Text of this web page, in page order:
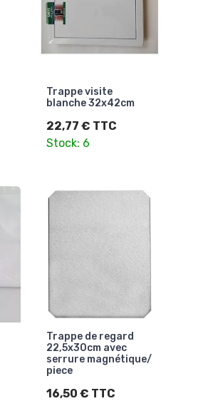
Trappe visite
blanche 32x42cm
22,77 € TTC
Stock: 6
Trappe de regard
22,5x30cm avec
serrure magnétique/
piece
16,50 € TTC